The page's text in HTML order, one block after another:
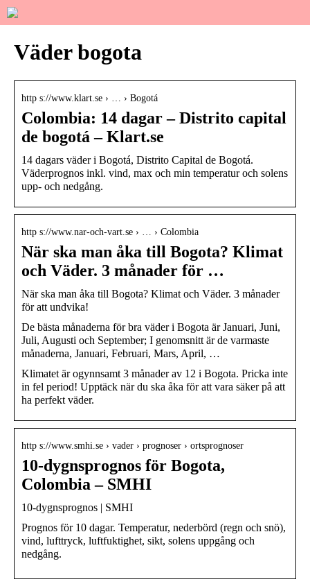
Väder bogota
http s://www.klart.se › … › Bogotá
Colombia: 14 dagar – Distrito capital
de bogotá – Klart.se
14 dagars väder i Bogotá, Distrito Capital de Bogotá.
Väderprognos inkl. vind, max och min temperatur och solens
upp- och nedgång.
http s://www.nar-och-vart.se › … › Colombia
När ska man åka till Bogota? Klimat
och Väder. 3 månader för …
När ska man åka till Bogota? Klimat och Väder. 3 månader
för att undvika!
De bästa månaderna för bra väder i Bogota är Januari, Juni,
Juli, Augusti och September; I genomsnitt är de varmaste
månaderna, Januari, Februari, Mars, April, …
Klimatet är ogynnsamt 3 månader av 12 i Bogota. Pricka inte
in fel period! Upptäck när du ska åka för att vara säker på att
ha perfekt väder.
http s://www.smhi.se › vader › prognoser › ortsprognoser
10-dygnsprognos för Bogota,
Colombia – SMHI
10-dygnsprognos | SMHI
Prognos för 10 dagar. Temperatur, nederbörd (regn och snö),
vind, lufttryck, luftfuktighet, sikt, solens uppgång och
nedgång.